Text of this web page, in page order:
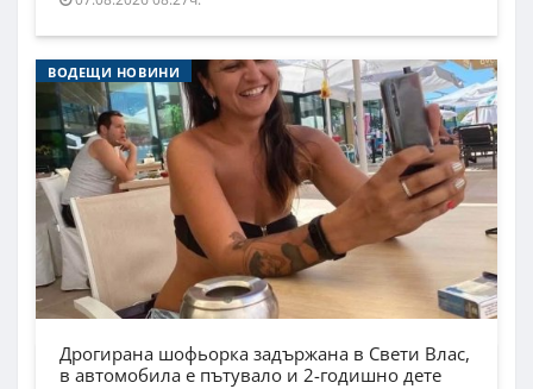
ВОДЕЩИ НОВИНИ
Дрогирана шофьорка задържана в Свети Влас,
в автомобила е пътувало и 2-годишно дете